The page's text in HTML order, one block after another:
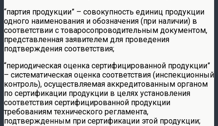
“партия продукции” – совокупность единиц продукции
одного наименования и обозначения (при наличии) в
соответствии с товаросопроводительным документом,
представленная заявителем для проведения
подтверждения соответствия;
“периодическая оценка сертифицированной продукции”
– систематическая оценка соответствия (инспекционный
контроль), осуществляемая аккредитованным органом
по сертификации продукции в целях установления
соответствия сертифицированной продукции
требованиям технического регламента,
подтвержденным при сертификации этой продукции;